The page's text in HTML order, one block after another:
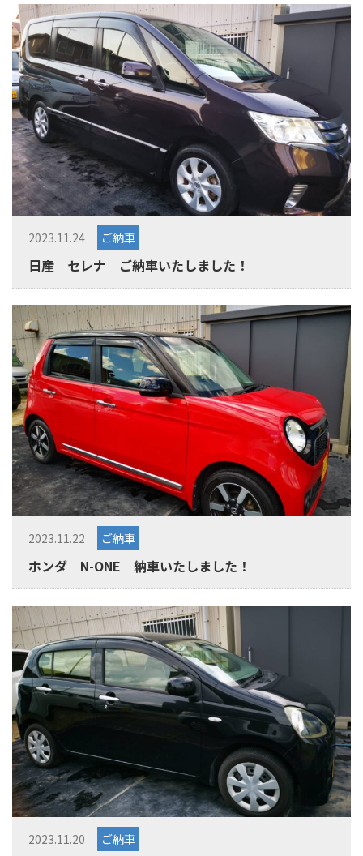
2023.11.24 ご納車
日産 セレナ ご納車いたしました！
2023.11.22 ご納車
ホンダ N-ONE 納車いたしました！
2023.11.20 ご納車